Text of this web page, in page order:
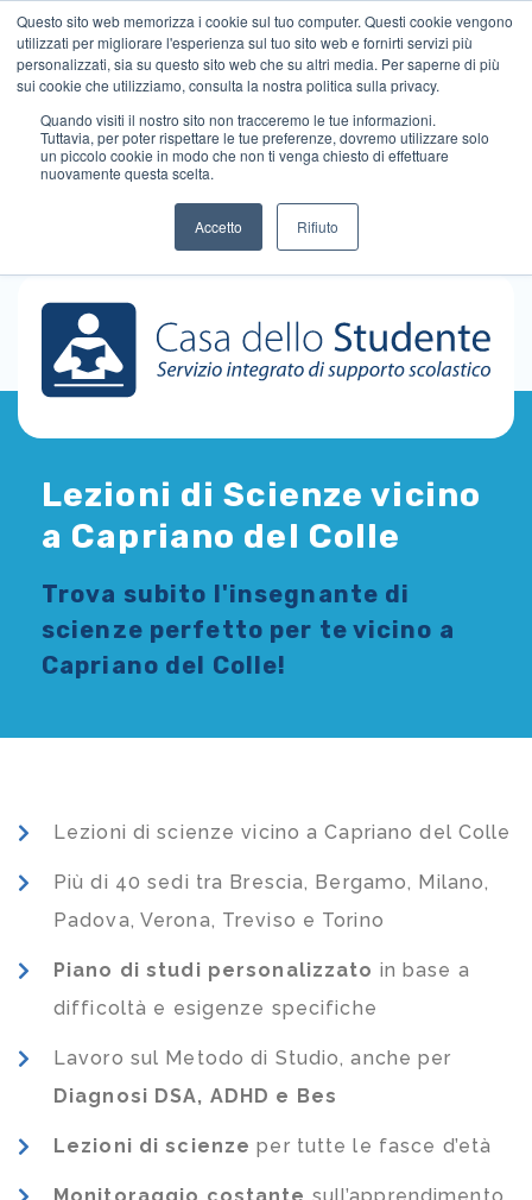
Questo sito web memorizza i cookie sul tuo computer. Questi cookie vengono
utilizzati per migliorare l'esperienza sul tuo sito web e fornirti servizi più
personalizzati, sia su questo sito web che su altri media. Per saperne di più
sui cookie che utilizziamo, consulta la nostra politica sulla privacy.
Quando visiti il ​​nostro sito non tracceremo le tue informazioni.
Tuttavia, per poter rispettare le tue preferenze, dovremo utilizzare solo
un piccolo cookie in modo che non ti venga chiesto di effettuare
nuovamente questa scelta.
Accetto Rifiuto
Lezioni di Scienze vicino
a Capriano del Colle
Trova subito l'insegnante di
scienze perfetto per te vicino a
Capriano del Colle!
Lezioni di scienze vicino a Capriano del Colle
Più di 40 sedi tra Brescia, Bergamo, Milano,
Padova, Verona, Treviso e Torino
Piano di studi personalizzato in base a
difficoltà e esigenze specifiche
Lavoro sul Metodo di Studio, anche per
Diagnosi DSA, ADHD e Bes
Lezioni di scienze per tutte le fasce d’età